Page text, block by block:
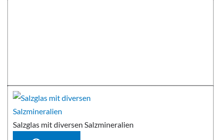
Salzglas mit diversen Salzmineralien